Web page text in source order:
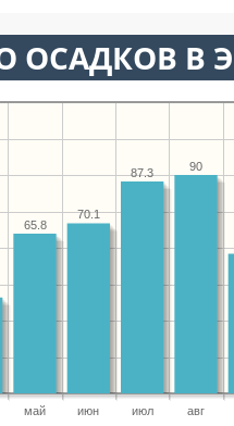
ОСАДКОВ В
май июн июл авг
90
87.3
70.1
65.8